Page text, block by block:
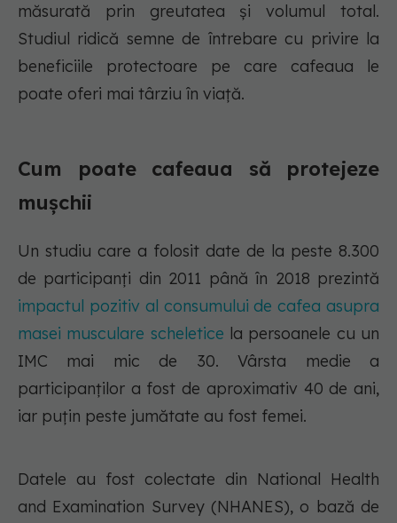
măsurată prin greutatea și volumul total.
Studiul ridică semne de întrebare cu privire la
beneficiile protectoare pe care cafeaua le
poate oferi mai târziu în viață.
Cum poate cafeaua să protejeze
mușchii
Un studiu care a folosit date de la peste 8.300
de participanți din 2011 până în 2018 prezintă
impactul pozitiv al consumului de cafea asupra
masei musculare scheletice la persoanele cu un
IMC mai mic de 30. Vârsta medie a
participanților a fost de aproximativ 40 de ani,
iar puțin peste jumătate au fost femei.
Datele au fost colectate din National Health
and Examination Survey (NHANES), o bază de